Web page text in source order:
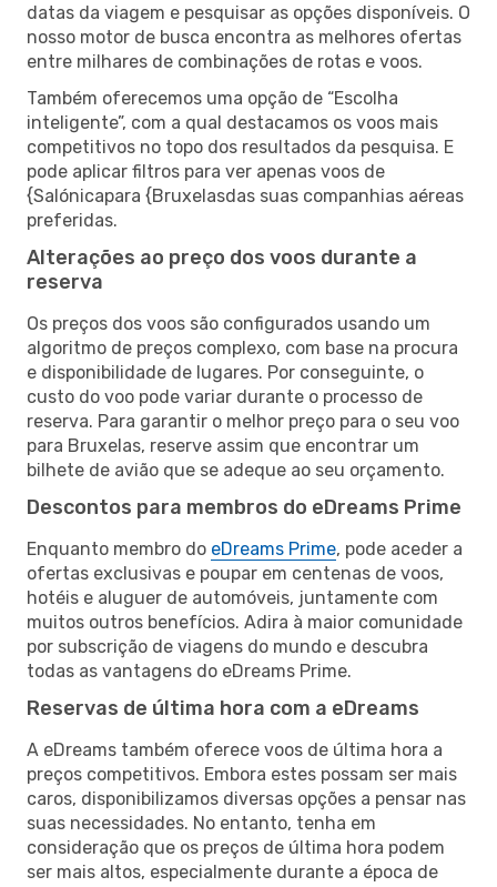
datas da viagem e pesquisar as opções disponíveis. O
nosso motor de busca encontra as melhores ofertas
entre milhares de combinações de rotas e voos.
Também oferecemos uma opção de “Escolha
inteligente”, com a qual destacamos os voos mais
competitivos no topo dos resultados da pesquisa. E
pode aplicar filtros para ver apenas voos de
{Salónicapara {Bruxelasdas suas companhias aéreas
preferidas.
Alterações ao preço dos voos durante a
reserva
Os preços dos voos são configurados usando um
algoritmo de preços complexo, com base na procura
e disponibilidade de lugares. Por conseguinte, o
custo do voo pode variar durante o processo de
reserva. Para garantir o melhor preço para o seu voo
para Bruxelas, reserve assim que encontrar um
bilhete de avião que se adeque ao seu orçamento.
Descontos para membros do eDreams Prime
Enquanto membro do eDreams Prime, pode aceder a
ofertas exclusivas e poupar em centenas de voos,
hotéis e aluguer de automóveis, juntamente com
muitos outros benefícios. Adira à maior comunidade
por subscrição de viagens do mundo e descubra
todas as vantagens do eDreams Prime.
Reservas de última hora com a eDreams
A eDreams também oferece voos de última hora a
preços competitivos. Embora estes possam ser mais
caros, disponibilizamos diversas opções a pensar nas
suas necessidades. No entanto, tenha em
consideração que os preços de última hora podem
ser mais altos, especialmente durante a época de